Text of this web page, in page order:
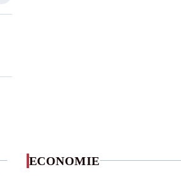
ECONOMIE